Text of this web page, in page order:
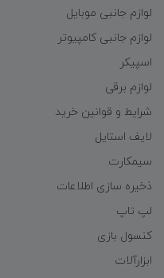
لوازم جانبی موبایل
لوازم جانبی کامپیوتر
اسپیکر
لوازم برقی
شرایط و قوانین خرید
لایف استایل
سیمکارت
ذخیره سازی اطلاعات
لپ تاپ
کنسول بازی
ابزارآلات